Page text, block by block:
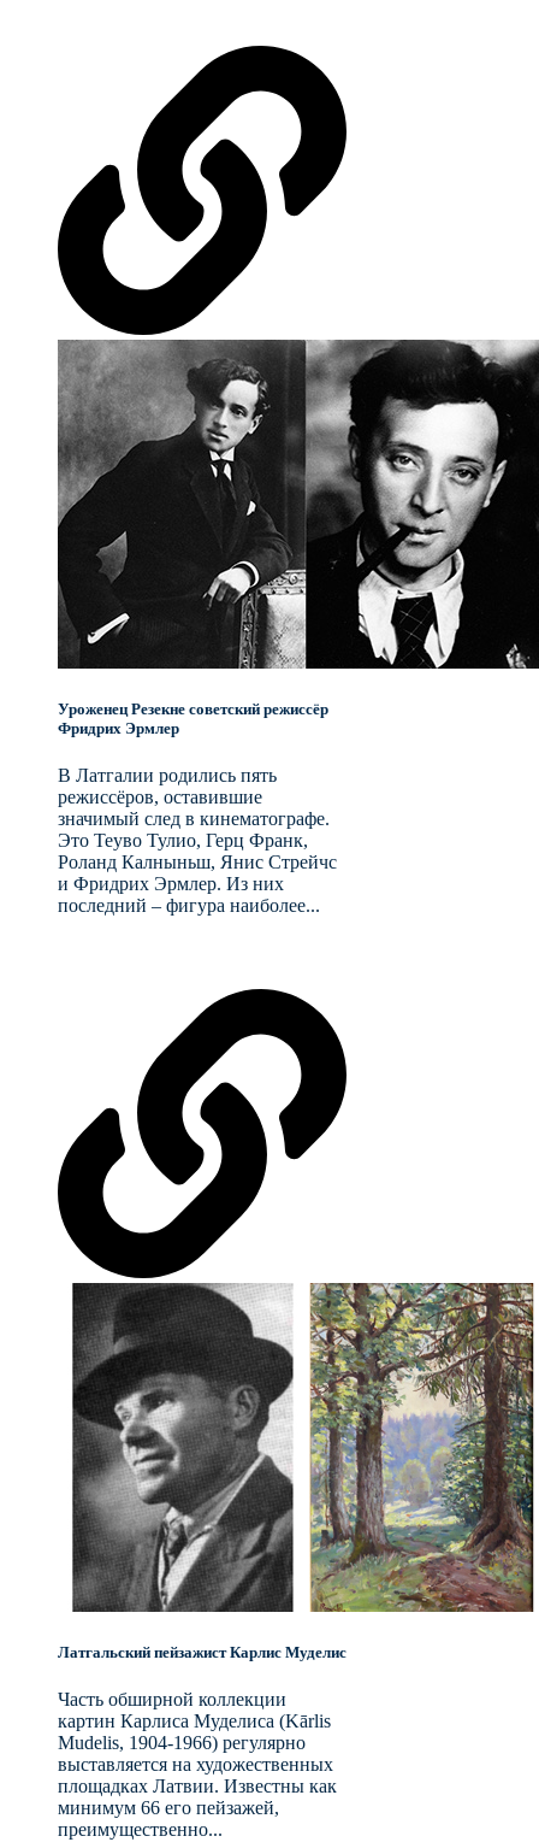
Уроженец Резекне советский режиссёр
Фридрих Эрмлер
В Латгалии родились пять
режиссёров, оставившие
значимый след в кинематографе.
Это Теуво Тулио, Герц Франк,
Роланд Калныньш, Янис Стрейчс
и Фридрих Эрмлер. Из них
последний – фигура наиболее...
Латгальский пейзажист Карлис Муделис
Часть обширной коллекции
картин Карлиса Муделиса (Kārlis
Mudelis, 1904-1966) регулярно
выставляется на художественных
площадках Латвии. Известны как
минимум 66 его пейзажей,
преимущественно...